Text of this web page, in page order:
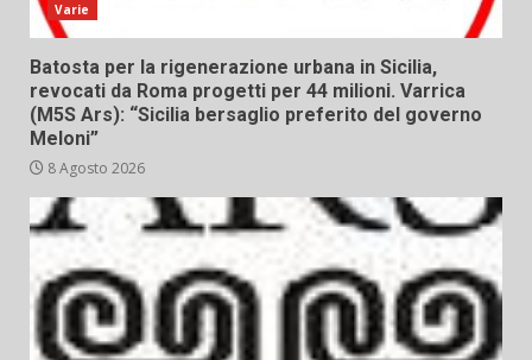
Varie
Batosta per la rigenerazione urbana in Sicilia,
revocati da Roma progetti per 44 milioni. Varrica
(M5S Ars): “Sicilia bersaglio preferito del governo
Meloni”
8 Agosto 2026